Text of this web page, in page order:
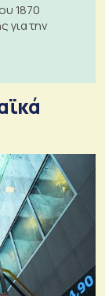
1870
για την